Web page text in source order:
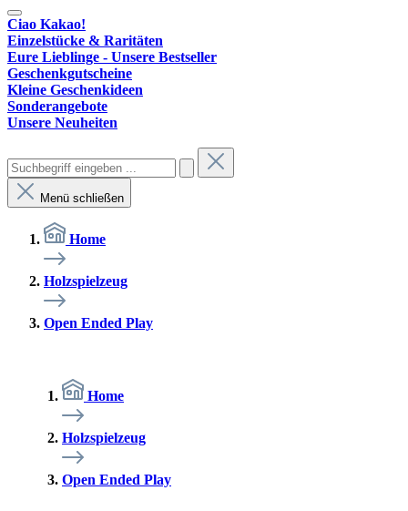
Ciao Kakao!
Einzelstücke & Raritäten
Eure Lieblinge - Unsere Bestseller
Geschenkgutscheine
Kleine Geschenkideen
Sonderangebote
Unsere Neuheiten
Menü schließen
Home
Holzspielzeug
Open Ended Play
Home
Holzspielzeug
Open Ended Play